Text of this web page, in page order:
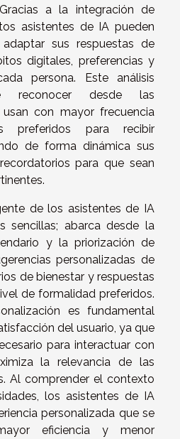
a la integración de
asistentes de IA pueden
sus respuestas de
digitales, preferencias y
persona. Este análisis
reconocer desde las
con mayor frecuencia
preferidos para recibir
de forma dinámica sus
para que sean
de los asistentes de IA
sencillas; abarca desde la
y la priorización de
personalizadas de
de bienestar y respuestas
de formalidad preferidos.
es fundamental
del usuario, ya que
para interactuar con
la relevancia de las
Al comprender el contexto
los asistentes de IA
personalizada que se
eficiencia y menor